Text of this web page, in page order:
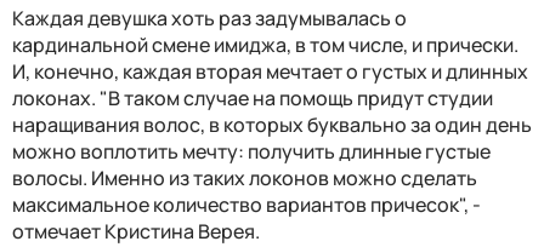
Каждая девушка хоть раз задумывалась о
кардинальной смене имиджа, в том числе, и прически.
И, конечно, каждая вторая мечтает о густых и длинных
локонах. "В таком случае на помощь придут студии
наращивания волос, в которых буквально за один день
можно воплотить мечту: получить длинные густые
волосы. Именно из таких локонов можно сделать
максимальное количество вариантов причесок", -
отмечает Кристина Верея.